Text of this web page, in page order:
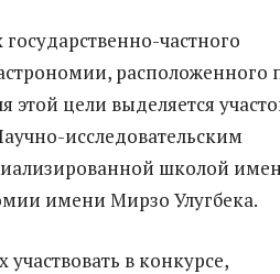
частного
расположенного
цели выделяется
исследовательским
школой
имени Мирзо Улугбека.
в конкурсе,